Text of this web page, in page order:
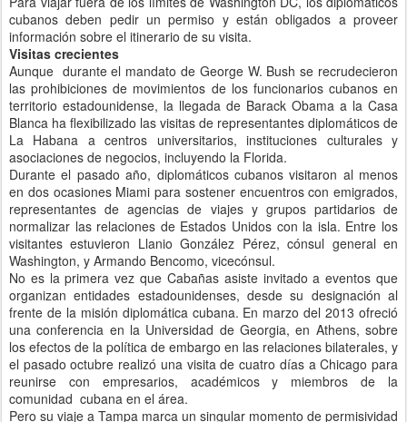
cubanos deben pedir un permiso y están obligados a proveer
información sobre el itinerario de su visita.
Visitas crecientes
Aunque durante el mandato de George W. Bush se recrudecieron
las prohibiciones de movimientos de los funcionarios cubanos en
territorio estadounidense, la llegada de Barack Obama a la Casa
Blanca ha flexibilizado las visitas de representantes diplomáticos de
La Habana a centros universitarios, instituciones culturales y
asociaciones de negocios, incluyendo la Florida.
Durante el pasado año, diplomáticos cubanos visitaron al menos
en dos ocasiones Miami para sostener encuentros con emigrados,
representantes de agencias de viajes y grupos partidarios de
normalizar las relaciones de Estados Unidos con la isla. Entre los
visitantes estuvieron Llanio González Pérez, cónsul general en
Washington, y Armando Bencomo, vicecónsul.
No es la primera vez que Cabañas asiste invitado a eventos que
organizan entidades estadounidenses, desde su designación al
frente de la misión diplomática cubana. En marzo del 2013 ofreció
una conferencia en la Universidad de Georgia, en Athens, sobre
los efectos de la política de embargo en las relaciones bilaterales, y
el pasado octubre realizó una visita de cuatro días a Chicago para
reunirse con empresarios, académicos y miembros de la
comunidad cubana en el área.
Pero su viaje a Tampa marca un singular momento de permisividad